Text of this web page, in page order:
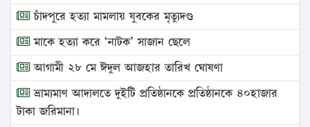
চাঁদপুরে হত্যা মামলায় যুবকের মৃত্যুদণ্ড
মাকে হত্যা করে ‘নাটক’ সাজান ছেলে
আগামী ২৮ মে ঈদুল আজহার তারিখ ঘোষণা
ভ্রাম্যমাণ আদালতে দুইটি প্রতিষ্ঠানকে প্রতিষ্ঠানকে ৪০হাজার
টাকা জরিমানা।